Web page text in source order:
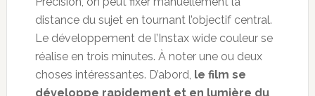
distance du sujet en tournant l’objectif central.
Le développement de l’Instax wide couleur se
réalise en trois minutes. À noter une ou deux
choses intéressantes. D’abord, le film se
développe rapidement et en lumière du